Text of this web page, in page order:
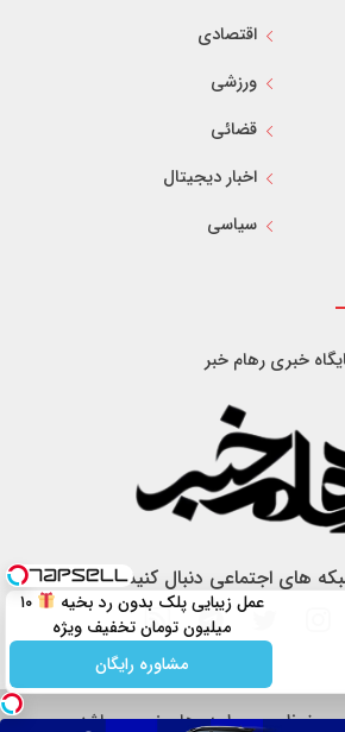
اقتصادی
ورزشی
قضائی
اخبار دیجیتال
سیاسی
خبری رهام خبر
های اجتماعی دنبال کنید
و مربوط به رهام خبر می باشد.
عمل زیبایی پلک بدون رد بخیه
۱۰
میلیون تومان تخفیف ویژه
مشاوره رایگان